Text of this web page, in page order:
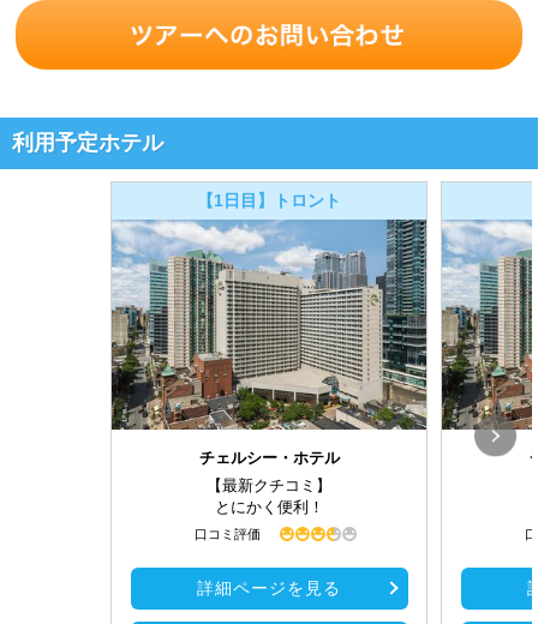
利用予定ホテル
【1日目】トロント
チェルシー・ホテル
【最新クチコミ】
とにかく便利！
口コミ評価
詳細ページを見る